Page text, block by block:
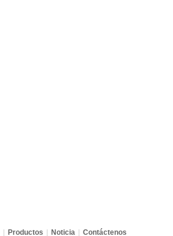
Productos Noticia Contáctenos